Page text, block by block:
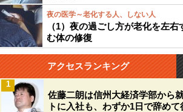
夜の医学～老化する人、しない人
（1）夜の過ごし方が老化を左
む体の修復
アクセスランキング
佐藤二朗は信州大経済学部から
トに入社も、わずか1日で辞め
1